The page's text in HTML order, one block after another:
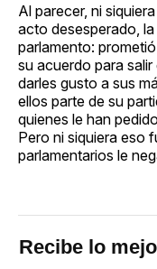
Al parecer, ni
acto desesperado,
parlamento:
su acuerdo para
darles gusto a sus
ellos parte de su
quienes le han
Pero ni siquiera eso
parlamentarios le
Recibe lo